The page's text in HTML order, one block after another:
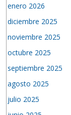
enero 2026
diciembre 2025
noviembre 2025
octubre 2025
septiembre 2025
agosto 2025
julio 2025